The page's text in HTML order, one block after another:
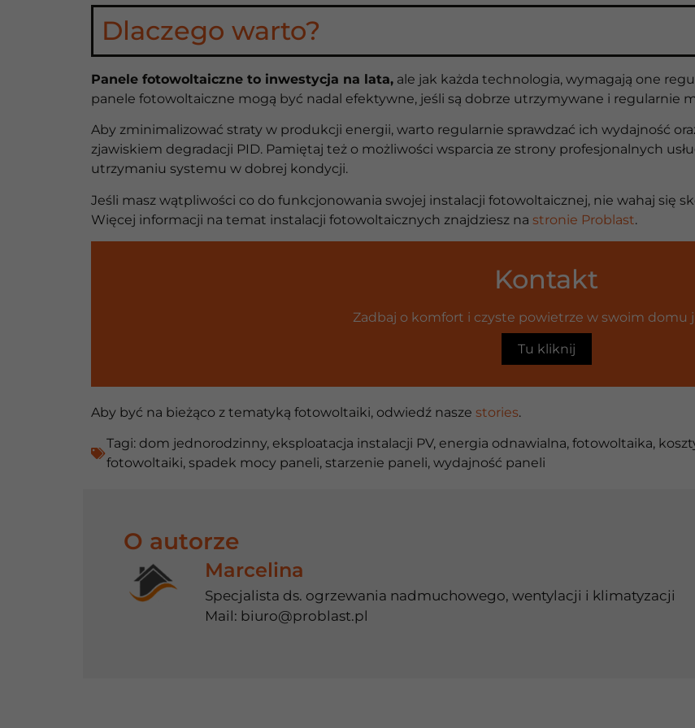
Dlaczego warto?
Panele fotowoltaiczne to inwestycja na lata, ale jak każda technologia, wymagają one
panele fotowoltaiczne mogą być nadal efektywne, jeśli są dobrze utrzymywane i regularnie
Aby zminimalizować straty w produkcji energii, warto regularnie sprawdzać ich wydajność
zjawiskiem degradacji PID. Pamiętaj też o możliwości wsparcia ze strony profesjonalnych
utrzymaniu systemu w dobrej kondycji.
Jeśli masz wątpliwości co do funkcjonowania swojej instalacji fotowoltaicznej, nie wahaj się
Więcej informacji na temat instalacji fotowoltaicznych znajdziesz na stronie Problast.
Kontakt
Zadbaj o komfort i czyste powietrze w swoim domu
Tu kliknij
Aby być na bieżąco z tematyką fotowoltaiki, odwiedź nasze stories.
Tagi: dom jednorodzinny, eksploatacja instalacji PV, energia odnawialna, fotowoltaika,
fotowoltaiki, spadek mocy paneli, starzenie paneli, wydajność paneli
O autorze
Marcelina
Specjalista ds. ogrzewania nadmuchowego, wentylacji i klimatyzacji
Mail: biuro@problast.pl